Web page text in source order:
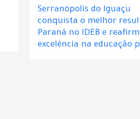
Serranópolis do Iguaçu
conquista o melhor
Paraná no IDEB e
excelência na educação